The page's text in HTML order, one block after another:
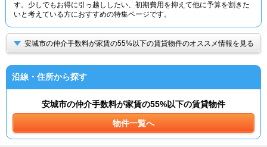
す。少しでもお得に引っ越ししたい、初期費用を抑えて他に予算を割きた
いと考えている方におすすめの特集ページです。
安城市の仲介手数料が家賃の55%以下の賃貸物件のオススメ情報を見る
沿線・住所から探す
安城市の仲介手数料が家賃の55%以下の賃貸物件
物件一覧へ